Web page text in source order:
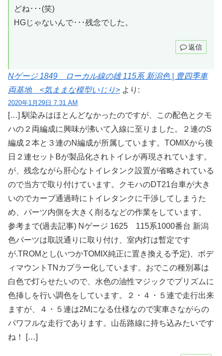
どね･･･(笑)
HGじゃないんで･･･残念でした。
返信
Nゲージ 1849 ローカル線の雄 115系 新潟色 | 豊四季車
両基地 <気ままな模型いじり> より:
2020年1月29日 7:31 AM
[…] 馴染みはほとんどなかったのですが、この配色とクモ
ハの２両編成に興味が沸いて入線に至りました。２連のS
編成２本と３連のN編成が所属しています。TOMIXから後
日２連セットBが製品化されトイレが再現されています。
が、残念ながら肝心なトイレタンク設置が省略されている
ので当方で取り付けています。クモハのDT21台車が大き
いのでカーブ通過時にトイレタンクに干渉してしまうた
め、パーツ内側を大きく削るなどの作業をしています。
参考まで(過去記事) Nゲージ 1625 115系1000番台 新潟
色パーツは取説通りに取り付け、室内灯は暫定です
が.TROMとし(いつかTOMIX純正に置き換える予定)、ボデ
ィマウントTNカプラー化しています。おでこの種別幕は
白色で灯らせたいので、水色の油性マジックでプリズムに
色挿しを行い調色をしています。２・４・５連で走行出来
ますが、４・５連は2Mになる仕様なので実車さながらの
パワフルな走行であります。山岳路線に持ち込みたいです
ね！ […]